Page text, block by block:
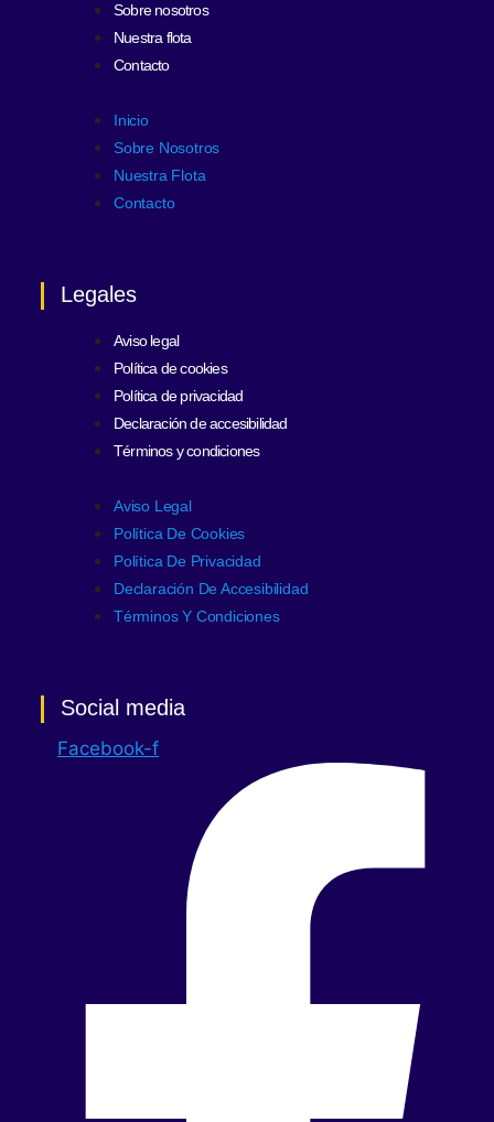
Sobre nosotros
Nuestra flota
Contacto
Inicio
Sobre Nosotros
Nuestra Flota
Contacto
Legales
Aviso legal
Política de cookies
Política de privacidad
Declaración de accesibilidad
Términos y condiciones
Aviso Legal
Política De Cookies
Política De Privacidad
Declaración De Accesibilidad
Términos Y Condiciones
Social media
Facebook-f